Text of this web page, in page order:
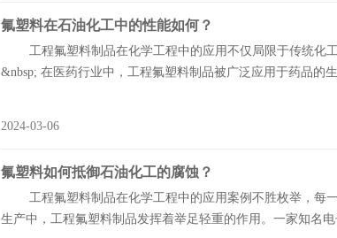
氟塑料在石油化工中的性能如何？
工程氟塑料制品在化学工程中的应用不仅局限于传统化工
&nbsp; 在医药行业中，工程氟塑料制品被广泛应用于药品的
2024-03-06
氟塑料如何抵御石油化工的腐蚀？
工程氟塑料制品在化学工程中的应用案例不胜枚举，每一
生产中，工程氟塑料制品发挥着举足轻重的作用。一家知名